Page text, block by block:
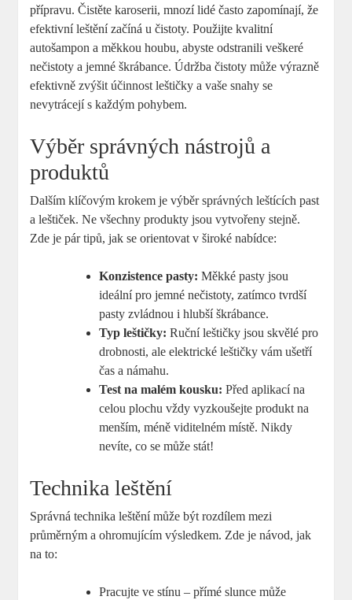
přípravu. Čistěte karoserii, mnozí lidé často zapomínají, že
efektivní leštění začíná u čistoty. Použijte kvalitní
autošampon a měkkou houbu, abyste odstranili veškeré
nečistoty a jemné škrábance. Údržba čistoty může výrazně
efektivně zvýšit účinnost leštičky a vaše snahy se
nevytrácejí s každým pohybem.
Výběr správných nástrojů a
produktů
Dalším klíčovým krokem je výběr správných leštících past
a leštiček. Ne všechny produkty jsou vytvořeny stejně.
Zde je pár tipů, jak se orientovat v široké nabídce:
Konzistence pasty: Měkké pasty jsou
ideální pro jemné nečistoty, zatímco tvrdší
pasty zvládnou i hlubší škrábance.
Typ leštičky: Ruční leštičky jsou skvělé pro
drobnosti, ale elektrické leštičky vám ušetří
čas a námahu.
Test na malém kousku: Před aplikací na
celou plochu vždy vyzkoušejte produkt na
menším, méně viditelném místě. Nikdy
nevíte, co se může stát!
Technika leštění
Správná technika leštění může být rozdílem mezi
průměrným a ohromujícím výsledkem. Zde je návod, jak
na to:
Pracujte ve stínu – přímé slunce může